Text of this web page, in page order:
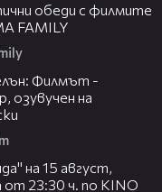
обеди с филмите
FAMILY
Филмът -
озувучен на
на 15 август,
23:30 ч. по KINO